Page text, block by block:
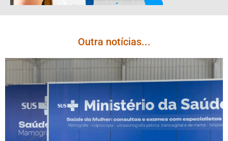
Outra notícias...